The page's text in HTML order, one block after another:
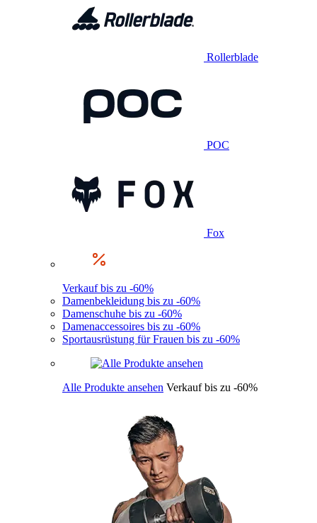
Rollerblade
POC
Fox
Verkauf bis zu -60%
Damenbekleidung bis zu -60%
Damenschuhe bis zu -60%
Damenaccessoires bis zu -60%
Sportausrüstung für Frauen bis zu -60%
Alle Produkte ansehen Verkauf bis zu -60%